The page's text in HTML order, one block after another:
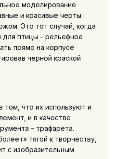
моделирование
и красивые черты
Это тот случай, когда
птицы – рельефное
прямо на корпусе
черной краской
том, что их используют и
и в качестве
– трафарета.
тягой к творчеству,
с изобразительным